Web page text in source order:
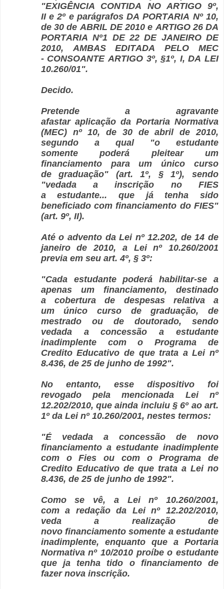
"EXIGÊNCIA CONTIDA NO ARTIGO 9º,
II e 2º e parágrafos DA PORTARIA Nº 10,
de 30 de ABRIL DE 2010 e ARTIGO 26 DA
PORTARIA Nº1 DE 22 DE JANEIRO DE
2010, AMBAS EDITADA PELO MEC
- CONSOANTE ARTIGO 3º, §1º, I, DA LEI
10.260/01".
Decido.
Pretende a agravante
afastar aplicação da Portaria Normativa
(MEC) nº 10, de 30 de abril de 2010,
segundo a qual "o estudante
somente poderá pleitear um
financiamento para um único curso
de graduação" (art. 1º, § 1º), sendo
"vedada a inscrição no FIES
a estudante... que já tenha sido
beneficiado com financiamento do FIES"
(art. 9º, II).
Até o advento da Lei nº 12.202, de 14 de
janeiro de 2010, a Lei nº 10.260/2001
previa em seu art. 4º, § 3º:
"Cada estudante poderá habilitar-se a
apenas um financiamento, destinado
a cobertura de despesas relativa a
um único curso de graduação, de
mestrado ou de doutorado, sendo
vedada a concessão a estudante
inadimplente com o Programa de
Credito Educativo de que trata a Lei nº
8.436, de 25 de junho de 1992".
No entanto, esse dispositivo foi
revogado pela mencionada Lei nº
12.202/2010, que ainda incluiu § 6º ao art.
1º da Lei nº 10.260/2001, nestes termos:
"É vedada a concessão de novo
financiamento a estudante inadimplente
com o Fies ou com o Programa de
Credito Educativo de que trata a Lei no
8.436, de 25 de junho de 1992".
Como se vê, a Lei nº 10.260/2001,
com a redação da Lei nº 12.202/2010,
veda a realização de
novo financiamento somente a estudante
inadimplente, enquanto que a Portaria
Normativa nº 10/2010 proíbe o estudante
que ja tenha tido o financiamento de
fazer nova inscrição.